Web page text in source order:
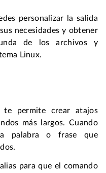
personalizar la salida
necesidades y obtener
de los archivos y
Linux.
te permite crear atajos
más largos. Cuando
palabra o frase que
para que el comando